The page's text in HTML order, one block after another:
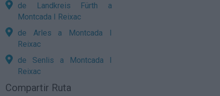
de Landkreis Fürth a
Montcada I Reixac
de Arles a Montcada I
Reixac
de Senlis a Montcada I
Reixac
Compartir Ruta